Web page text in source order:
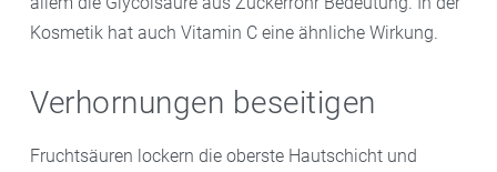
Kosmetik hat auch Vitamin C eine ähnliche Wirkung.
Verhornungen beseitigen
Fruchtsäuren lockern die oberste Hautschicht und